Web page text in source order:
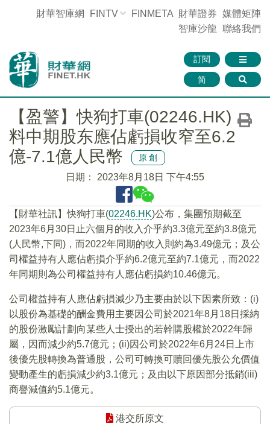
財華智庫網 FINTV FINMETA 財華證券 媒體矩陣
智庫沙龍 聯絡我們
訂閱
简
【盈警】快狗打車(02246.HK)
料中期股东應佔虧損收窄至6.2
億-7.1億人民幣
原創
日期： 2023年8月18日 下午4:55
【財華社訊】快狗打車(02246.HK)公布，集團預期截至
2023年6月30日止六個月的收入介乎約3.3億元至約3.8億元
(人民幣,下同)，而2022年同期的收入則約為3.49億元；及公
司權益持有人應佔虧損介乎約6.2億元至約7.1億元，而2022
年同期則為公司權益持有人應佔虧損約10.46億元。
公司權益持有人應佔虧損減少乃主要由於以下因素所致：(i)
以股份為基礎的酬金費用主要因公司於2021年8月18日採納
的股份激勵計劃向某些人士授出的若幹購股權於2022年歸
屬，因而減少約5.7億元；(ii)因公司於2022年6月24日上市
後優先股轉換為普通股，公司可轉換可贖回優先股公允價值
變動產生的虧損減少約3.1億元；及由以下原因部分抵銷(iii)
商譽減值約5.1億元。
港交所原文